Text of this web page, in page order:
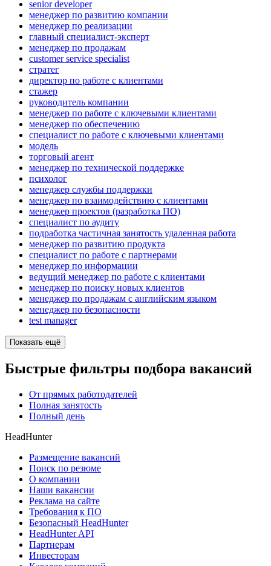
senior developer
менеджер по развитию компании
менеджер по реализации
главный специалист-эксперт
менеджер по продажам
customer service specialist
стратег
директор по работе с клиентами
стажер
руководитель компании
менеджер по работе с ключевыми клиентами
менеджер по обеспечению
специалист по работе с ключевыми клиентами
модель
торговый агент
менеджер по технической поддержке
психолог
менеджер службы поддержки
менеджер по взаимодействию с клиентами
менеджер проектов (разработка ПО)
специалист по аудиту
подработка частичная занятость удаленная работа
менеджер по развитию продукта
специалист по работе с партнерами
менеджер по информации
ведущий менеджер по работе с клиентами
менеджер по поиску новых клиентов
менеджер по продажам с английским языком
менеджер по безопасности
test manager
Показать ещё
Быстрые фильтры подбора вакансий
От прямых работодателей
Полная занятость
Полный день
HeadHunter
Размещение вакансий
Поиск по резюме
О компании
Наши вакансии
Реклама на сайте
Требования к ПО
Безопасный HeadHunter
HeadHunter API
Партнерам
Инвесторам